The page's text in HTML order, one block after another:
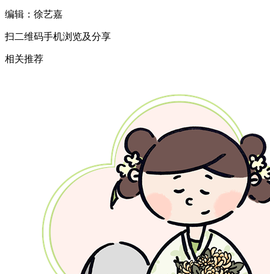
编辑：徐艺嘉
扫二维码手机浏览及分享
相关推荐